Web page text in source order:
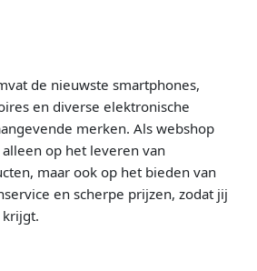
de nieuwste smartphones,
en diverse elektronische
merken. Als webshop
op het leveren van
maar ook op het bieden van
en scherpe prijzen, zodat jij